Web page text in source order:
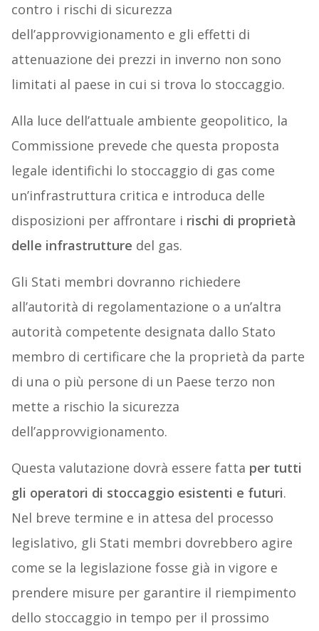
contro i rischi di sicurezza
dell’approvvigionamento e gli effetti di
attenuazione dei prezzi in inverno non sono
limitati al paese in cui si trova lo stoccaggio.
Alla luce dell’attuale ambiente geopolitico, la
Commissione prevede che questa proposta
legale identifichi lo stoccaggio di gas come
un’infrastruttura critica e introduca delle
disposizioni per affrontare i rischi di proprietà
delle infrastrutture del gas.
Gli Stati membri dovranno richiedere
all’autorità di regolamentazione o a un’altra
autorità competente designata dallo Stato
membro di certificare che la proprietà da parte
di una o più persone di un Paese terzo non
mette a rischio la sicurezza
dell’approvvigionamento.
Questa valutazione dovrà essere fatta per tutti
gli operatori di stoccaggio esistenti e futuri.
Nel breve termine e in attesa del processo
legislativo, gli Stati membri dovrebbero agire
come se la legislazione fosse già in vigore e
prendere misure per garantire il riempimento
dello stoccaggio in tempo per il prossimo